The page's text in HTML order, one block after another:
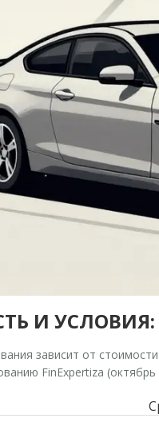
И
зависит от
FinExpertiza (октябрь